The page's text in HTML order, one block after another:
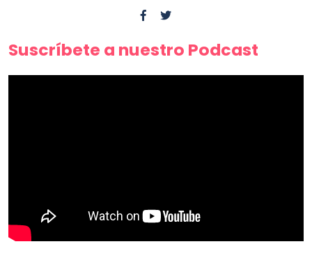
Suscríbete a nuestro Podcast